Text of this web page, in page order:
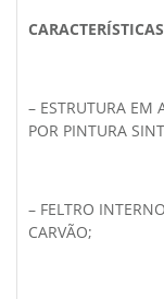
– ESTRUTURA EM
POR PINTURA
– FELTRO
CARVÃO;